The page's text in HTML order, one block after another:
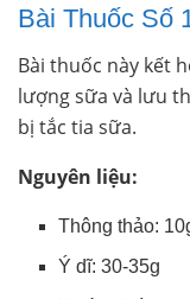
Bài Thuốc Số
Bài thuốc này kết
lượng sữa và lưu
bị tắc tia sữa.
Nguyên liệu:
Thông thảo:
Ý dĩ: 30-35g